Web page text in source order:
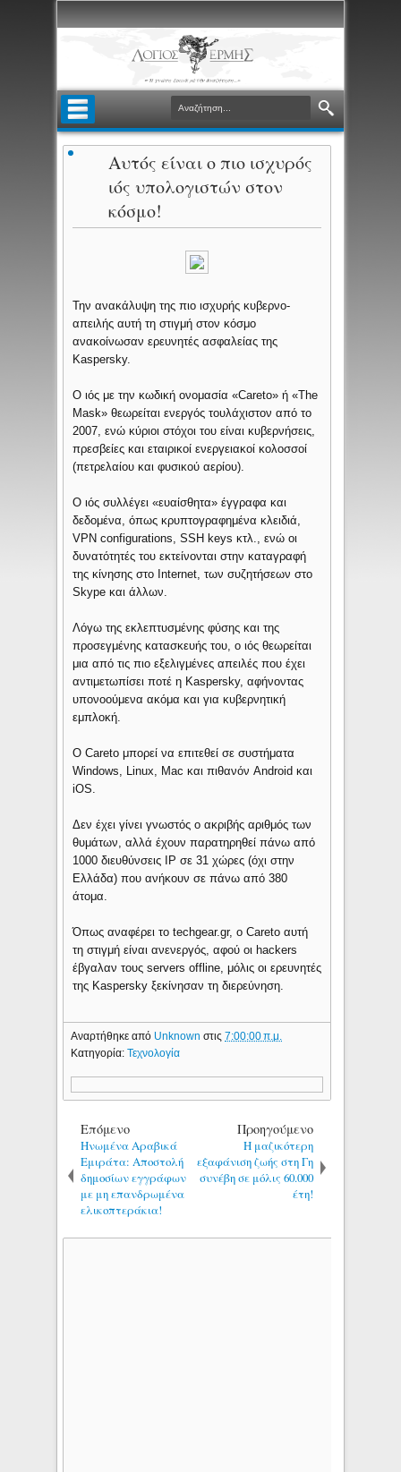
Αυτός είναι ο πιο ισχυρός
ιός υπολογιστών στον
κόσμο!
Την ανακάλυψη της πιο ισχυρής κυβερνο-
απειλής αυτή τη στιγμή στον κόσμο
ανακοίνωσαν ερευνητές ασφαλείας της
Kaspersky.
Ο ιός με την κωδική ονομασία «Careto» ή «The
Mask» θεωρείται ενεργός τουλάχιστον από το
2007, ενώ κύριοι στόχοι του είναι κυβερνήσεις,
πρεσβείες και εταιρικοί ενεργειακοί κολοσσοί
(πετρελαίου και φυσικού αερίου).
Ο ιός συλλέγει «ευαίσθητα» έγγραφα και
δεδομένα, όπως κρυπτογραφημένα κλειδιά,
VPN configurations, SSH keys κτλ., ενώ οι
δυνατότητές του εκτείνονται στην καταγραφή
της κίνησης στο Internet, των συζητήσεων στο
Skype και άλλων.
Λόγω της εκλεπτυσμένης φύσης και της
προσεγμένης κατασκευής του, ο ιός θεωρείται
μια από τις πιο εξελιγμένες απειλές που έχει
αντιμετωπίσει ποτέ η Kaspersky, αφήνοντας
υπονοούμενα ακόμα και για κυβερνητική
εμπλοκή.
Ο Careto μπορεί να επιτεθεί σε συστήματα
Windows, Linux, Mac και πιθανόν Android και
iOS.
Δεν έχει γίνει γνωστός ο ακριβής αριθμός των
θυμάτων, αλλά έχουν παρατηρηθεί πάνω από
1000 διευθύνσεις IP σε 31 χώρες (όχι στην
Ελλάδα) που ανήκουν σε πάνω από 380
άτομα.
Όπως αναφέρει το techgear.gr, ο Careto αυτή
τη στιγμή είναι ανενεργός, αφού οι hackers
έβγαλαν τους servers offline, μόλις οι ερευνητές
της Kaspersky ξεκίνησαν τη διερεύνηση.
Αναρτήθηκε από Unknownστις7:00:00 π.μ.
Κατηγορία:Τεχνολογία
Επόμενο
Ηνωμένα Αραβικά
Εμιράτα: Αποστολή
δημοσίων εγγράφων
με μη επανδρωμένα
ελικοπτεράκια!
Προηγούμενο
Η μαζικότερη
εξαφάνιση ζωής στη Γη
συνέβη σε μόλις 60.000
έτη!